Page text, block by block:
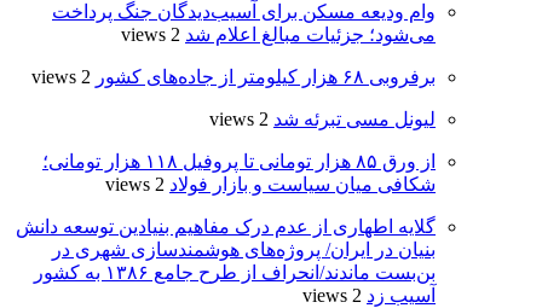
وام ودیعه مسکن برای آسیب‌دیدگان جنگ پرداخت
می‌شود؛ جزئیات مبالغ اعلام شد 2 views
برفروبی ۶۸ هزار کیلومتر از جاده‌های کشور 2 views
لیونل مسی تبرئه شد 2 views
از ورق ۸۵ هزار تومانی تا پروفیل ۱۱۸ هزار تومانی؛
شکافی میان سیاست و بازار فولاد 2 views
گلایه اطهاری از عدم درک مفاهیم بنیادین توسعه دانش
بنیان در ایران/ پروژه‌های هوشمندسازی شهری در
بن‌بست ماندند/انحراف از طرح جامع ۱۳۸۶ به کشور
آسیب زد 2 views